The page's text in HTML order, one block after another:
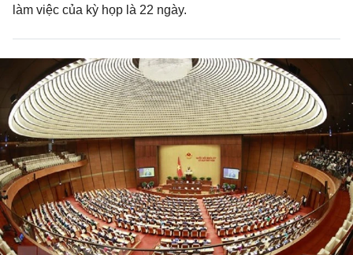
làm việc của kỳ họp là 22 ngày.